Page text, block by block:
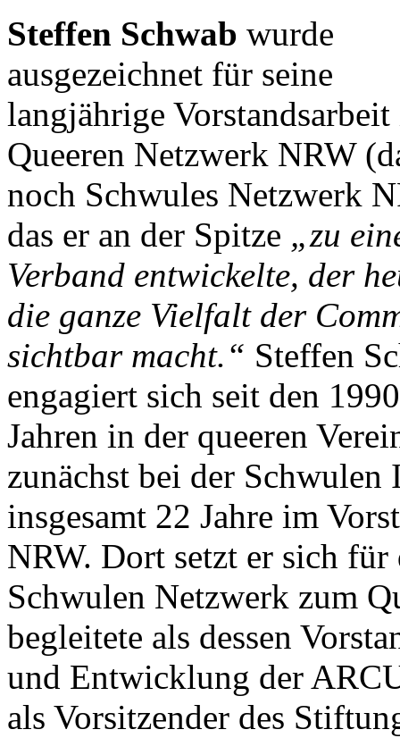
Steffen Schwab wurde
ausgezeichnet für seine
langjährige
Queeren Netzwerk NRW
noch Schwules Netzwerk
das er an der Spitze „zu
Verband entwickelte, der
die ganze Vielfalt der
sichtbar macht.“ Steffen
engagiert sich seit den
Jahren in der queeren
zunächst bei der
insgesamt 22 Jahre im
NRW. Dort setzt er sich
Schwulen Netzwerk zum
begleitete als dessen
und Entwicklung der
als Vorsitzender des